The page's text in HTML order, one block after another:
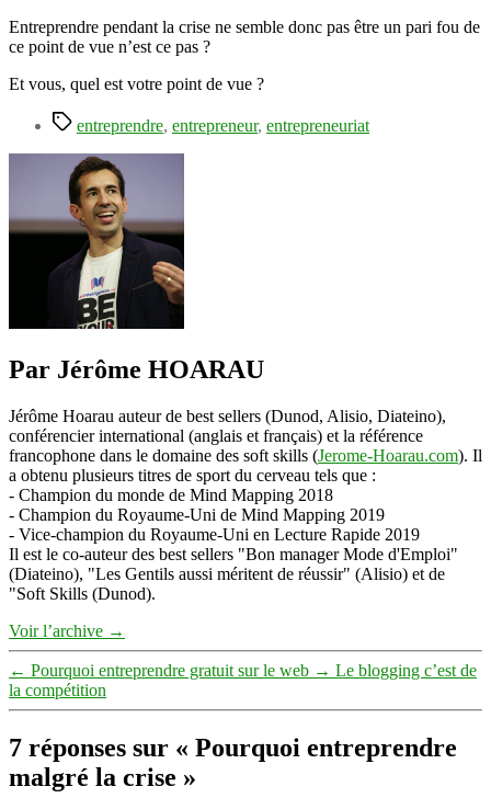
Entreprendre pendant la crise ne semble donc pas être un pari fou de
ce point de vue n’est ce pas ?
Et vous, quel est votre point de vue ?
Étiquettes
entreprendre, entrepreneur, entrepreneuriat
Par Jérôme HOARAU
Jérôme Hoarau auteur de best sellers (Dunod, Alisio, Diateino),
conférencier international (anglais et français) et la référence
francophone dans le domaine des soft skills (Jerome-Hoarau.com). Il
a obtenu plusieurs titres de sport du cerveau tels que :
- Champion du monde de Mind Mapping 2018
- Champion du Royaume-Uni de Mind Mapping 2019
- Vice-champion du Royaume-Uni en Lecture Rapide 2019
Il est le co-auteur des best sellers "Bon manager Mode d'Emploi"
(Diateino), "Les Gentils aussi méritent de réussir" (Alisio) et de
"Soft Skills (Dunod).
Voir l’archive →
← Pourquoi entreprendre gratuit sur le web → Le blogging c’est de
la compétition
7 réponses sur « Pourquoi entreprendre
malgré la crise »